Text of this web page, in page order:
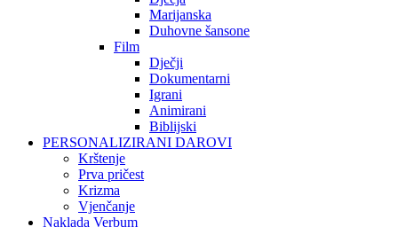
Marijanska
Duhovne šansone
Film
Dječji
Dokumentarni
Igrani
Animirani
Biblijski
PERSONALIZIRANI DAROVI
Krštenje
Prva pričest
Krizma
Vjenčanje
Naklada Verbum